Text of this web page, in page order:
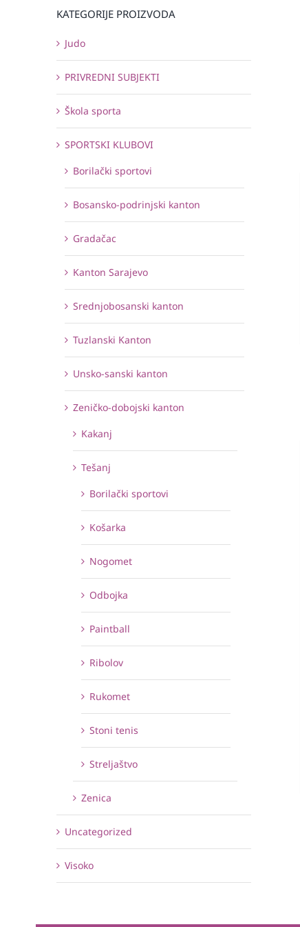
KATEGORIJE PROIZVODA
Judo
PRIVREDNI SUBJEKTI
Škola sporta
SPORTSKI KLUBOVI
Borilački sportovi
Bosansko-podrinjski kanton
Gradačac
Kanton Sarajevo
Srednjobosanski kanton
Tuzlanski Kanton
Unsko-sanski kanton
Zeničko-dobojski kanton
Kakanj
Tešanj
Borilački sportovi
Košarka
Nogomet
Odbojka
Paintball
Ribolov
Rukomet
Stoni tenis
Streljaštvo
Zenica
Uncategorized
Visoko